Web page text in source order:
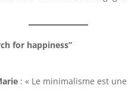
for happiness”
: « Le minimalisme est